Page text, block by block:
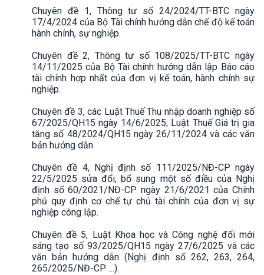
Chuyên đề 1, Thông tư số 24/2024/TT-BTC ngày
17/4/2024 của Bộ Tài chính hướng dẫn chế độ kế toán
hành chính, sự nghiệp.
Chuyên đề 2, Thông tư số 108/2025/TT-BTC ngày
14/11/2025 của Bộ Tài chính hướng dẫn lập Báo cáo
tài chính hợp nhất của đơn vị kế toán, hành chính sự
nghiệp.
Chuyên đề 3, các Luật Thuế Thu nhập doanh nghiệp số
67/2025/QH15 ngày 14/6/2025; Luật Thuế Giá trị gia
tăng số 48/2024/QH15 ngày 26/11/2024 và các văn
bản hướng dẫn.
Chuyên đề 4, Nghị định số 111/2025/NĐ-CP ngày
22/5/2025 sửa đổi, bổ sung một số điều của Nghị
định số 60/2021/NĐ-CP ngày 21/6/2021 của Chính
phủ quy định cơ chế tự chủ tài chính của đơn vị sự
nghiệp công lập.
Chuyên đề 5, Luật Khoa học và Công nghệ đổi mới
sáng tạo số 93/2025/QH15 ngày 27/6/2025 và các
văn bản hướng dẫn (Nghị định số 262, 263, 264,
265/2025/NĐ-CP …).